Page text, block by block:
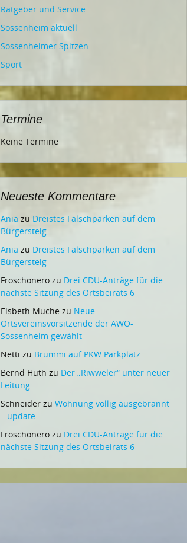
Ratgeber und Service
Sossenheim aktuell
Sossenheimer Spitzen
Sport
Termine
Keine Termine
Neueste Kommentare
Ania zu Dreistes Falschparken auf dem
Bürgersteig
Ania zu Dreistes Falschparken auf dem
Bürgersteig
Froschonero zu Drei CDU-Anträge für die
nächste Sitzung des Ortsbeirats 6
Elsbeth Muche zu Neue
Ortsvereinsvorsitzende der AWO-
Sossenheim gewählt
Netti zu Brummi auf PKW Parkplatz
Bernd Huth zu Der „Riwweler“ unter neuer
Leitung
Schneider zuWohnung völlig ausgebrannt
– update
Froschonero zu Drei CDU-Anträge für die
nächste Sitzung des Ortsbeirats 6